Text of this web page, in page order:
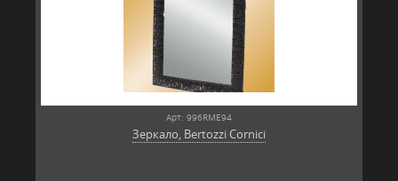
Арт: 996RME94
Зеркало, Bertozzi Cornici